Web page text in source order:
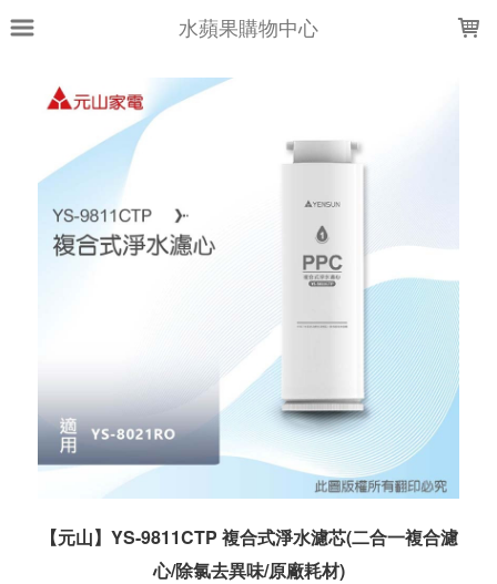
水蘋果購物中心
【元山】YS-9811CTP 複合式淨水濾芯(二合一複合濾
心/除氯去異味/原廠耗材)